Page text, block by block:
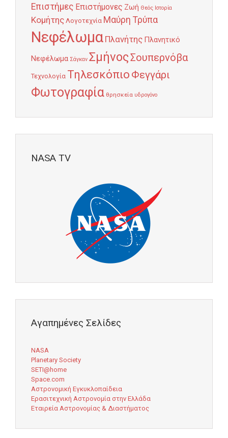
Επιστήμες Επιστήμονες Ζωή Θεός Ιστορία
Κομήτης Λογοτεχνία Μαύρη Τρύπα
Νεφέλωμα Πλανήτης Πλανητικό
Νεφέλωμα Σάγκαν ΣμήνοςΣουπερνόβα
Τεχνολογία Τηλεσκόπιο Φεγγάρι
Φωτογραφία θρησκεία υδρογόνο
NASA TV
Αγαπημένες Σελίδες
NASA
Planetary Society
SETI@home
Space.com
Αστρονομική Εγκυκλοπαίδεια
Ερασιτεχνική Αστρονομία στην Ελλάδα
Εταιρεία Αστρονομίας & Διαστήματος